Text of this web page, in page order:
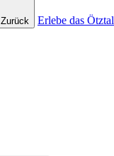
Zurück
Erlebe das Ötztal